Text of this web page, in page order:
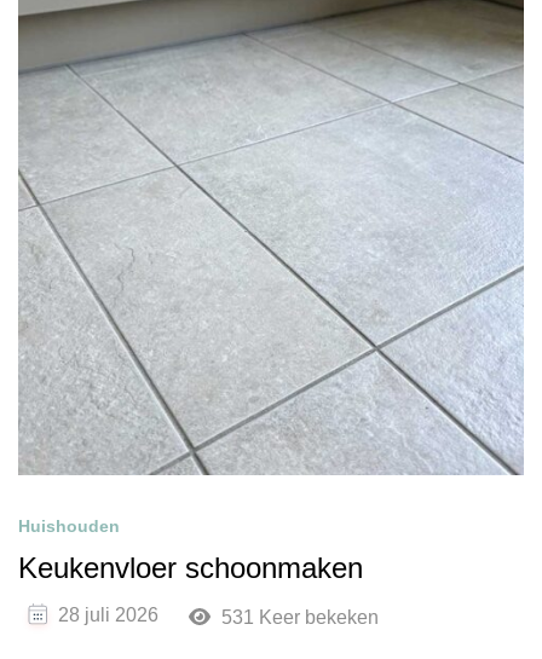
Huishouden
Keukenvloer schoonmaken
28 juli 2026 531 Keer bekeken